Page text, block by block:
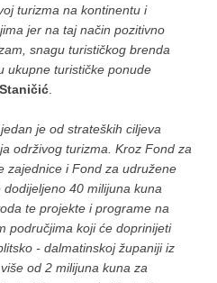
turizma na kontinentu i
jer na taj način pozitivno
snagu turističkog brenda
ukupne turističke ponude
je od strateških ciljeva
održivog turizma. Kroz Fond za
zajednice i Fond za udružene
40 milijuna kuna
te projekte i programe na
područjima koji će doprinijeti
- dalmatinskoj županiji iz
od 2 milijuna kuna za